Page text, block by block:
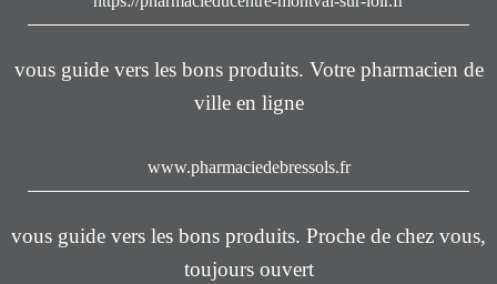
vous guide vers les bons produits. Votre pharmacien de
ville en ligne
www.pharmaciedebressols.fr
vous guide vers les bons produits. Proche de chez vous,
toujours ouvert